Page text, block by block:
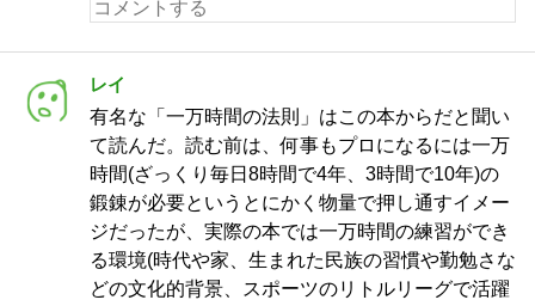
レイ
有名な「一万時間の法則」はこの本からだと聞い
て読んだ。読む前は、何事もプロになるには一万
時間(ざっくり毎日8時間で4年、3時間で10年)の
鍛錬が必要というとにかく物量で押し通すイメー
ジだったが、実際の本では一万時間の練習ができ
る環境(時代や家、生まれた民族の習慣や勤勉さな
どの文化的背景、スポーツのリトルリーグで活躍